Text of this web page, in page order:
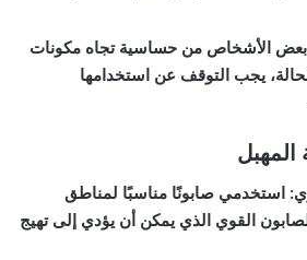
بعض الأشخاص من حساسية تجاه مكونات
يجب التوقف عن استخدامها
المهبل
: استخدمي صابونًا مناسبًا لمناطق
القوي الذي يمكن أن يؤدي إلى تهيج